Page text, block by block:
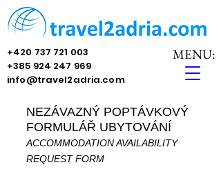
MENU:
+420 737 721 003
+385 924 247 969
info@travel2adria.com
NEZÁVAZNÝ POPTÁVKOVÝ
FORMULÁŘ UBYTOVÁNÍ
ACCOMMODATION AVAILABILITY
REQUESTFORM